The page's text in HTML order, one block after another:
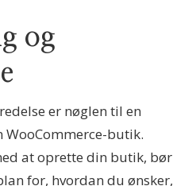
og
er nøglen til en
butik.
at oprette din butik, bør
for, hvordan du ønsker,